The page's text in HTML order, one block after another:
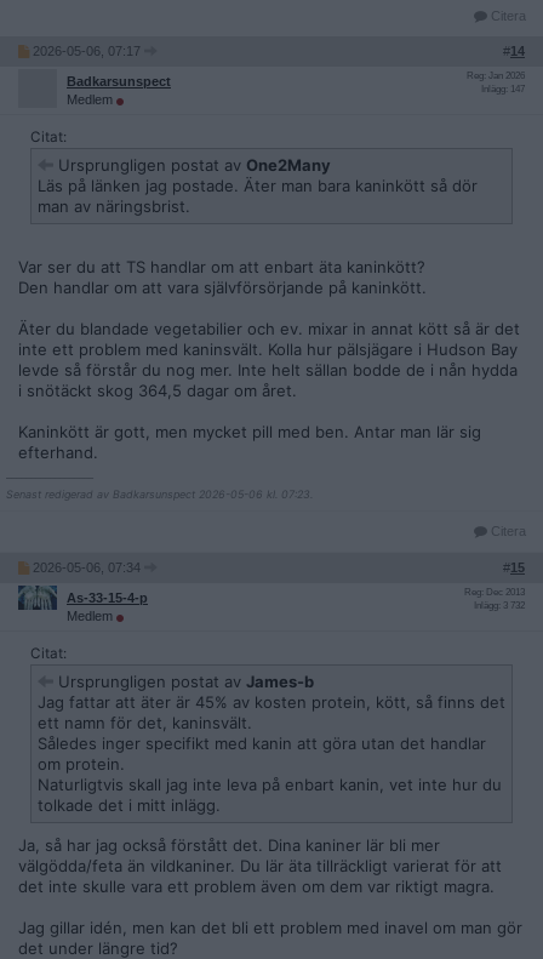
Citera
2026-05-06, 07:17 #14
Badkarsunspect
Medlem
Reg: Jan 2026
Inlägg: 147
Citat:
Ursprungligen postat av One2Many
Läs på länken jag postade. Äter man bara kaninkött så dör
man av näringsbrist.
Var ser du att TS handlar om att enbart äta kaninkött?
Den handlar om att vara självförsörjande på kaninkött.
Äter du blandade vegetabilier och ev. mixar in annat kött så är det
inte ett problem med kaninsvält. Kolla hur pälsjägare i Hudson Bay
levde så förstår du nog mer. Inte helt sällan bodde de i nån hydda
i snötäckt skog 364,5 dagar om året.
Kaninkött är gott, men mycket pill med ben. Antar man lär sig
efterhand.
Senast redigerad av Badkarsunspect 2026-05-06 kl. 07:23.
Citera
2026-05-06, 07:34 #15
As-33-15-4-p
Medlem
Reg: Dec 2013
Inlägg: 3 732
Citat:
Ursprungligen postat av James-b
Jag fattar att äter är 45% av kosten protein, kött, så finns det
ett namn för det, kaninsvält.
Således inger specifikt med kanin att göra utan det handlar
om protein.
Naturligtvis skall jag inte leva på enbart kanin, vet inte hur du
tolkade det i mitt inlägg.
Ja, så har jag också förstått det. Dina kaniner lär bli mer
välgödda/feta än vildkaniner. Du lär äta tillräckligt varierat för att
det inte skulle vara ett problem även om dem var riktigt magra.
Jag gillar idén, men kan det bli ett problem med inavel om man gör
det under längre tid?